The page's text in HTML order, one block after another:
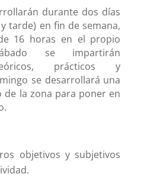
durante dos días
tarde) en fin de semana,
16 horas en el propio
se impartirán
prácticos y
se desarrollará una
de la zona para poner en
objetivos y subjetivos